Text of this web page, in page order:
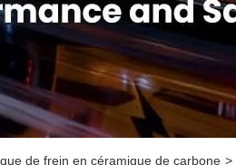
de frein en céramique de carbone >